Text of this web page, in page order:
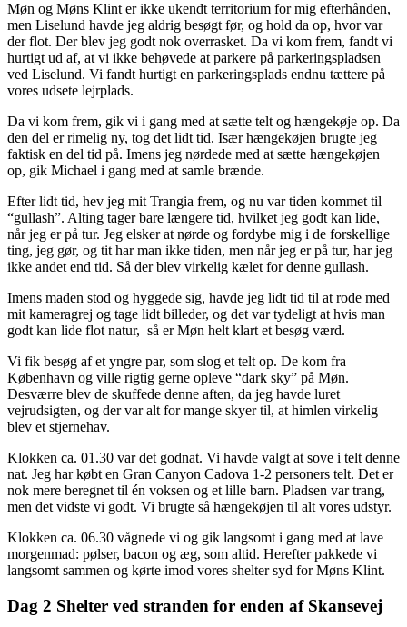
Møn og Møns Klint er ikke ukendt territorium for mig efterhånden,
men Liselund havde jeg aldrig besøgt før, og hold da op, hvor var
der flot. Der blev jeg godt nok overrasket. Da vi kom frem, fandt vi
hurtigt ud af, at vi ikke behøvede at parkere på parkeringspladsen
ved Liselund. Vi fandt hurtigt en parkeringsplads endnu tættere på
vores udsete lejrplads.
Da vi kom frem, gik vi i gang med at sætte telt og hængekøje op. Da
den del er rimelig ny, tog det lidt tid. Især hængekøjen brugte jeg
faktisk en del tid på. Imens jeg nørdede med at sætte hængekøjen
op, gik Michael i gang med at samle brænde.
Efter lidt tid, hev jeg mit Trangia frem, og nu var tiden kommet til
“gullash”. Alting tager bare længere tid, hvilket jeg godt kan lide,
når jeg er på tur. Jeg elsker at nørde og fordybe mig i de forskellige
ting, jeg gør, og tit har man ikke tiden, men når jeg er på tur, har jeg
ikke andet end tid. Så der blev virkelig kælet for denne gullash.
Imens maden stod og hyggede sig, havde jeg lidt tid til at rode med
mit kameragrej og tage lidt billeder, og det var tydeligt at hvis man
godt kan lide flot natur, så er Møn helt klart et besøg værd.
Vi fik besøg af et yngre par, som slog et telt op. De kom fra
København og ville rigtig gerne opleve “dark sky” på Møn.
Desværre blev de skuffede denne aften, da jeg havde luret
vejrudsigten, og der var alt for mange skyer til, at himlen virkelig
blev et stjernehav.
Klokken ca. 01.30 var det godnat. Vi havde valgt at sove i telt denne
nat. Jeg har købt en Gran Canyon Cadova 1-2 personers telt. Det er
nok mere beregnet til én voksen og et lille barn. Pladsen var trang,
men det vidste vi godt. Vi brugte så hængekøjen til alt vores udstyr.
Klokken ca. 06.30 vågnede vi og gik langsomt i gang med at lave
morgenmad: pølser, bacon og æg, som altid. Herefter pakkede vi
langsomt sammen og kørte imod vores shelter syd for Møns Klint.
Dag 2 Shelter ved stranden for enden af Skansevej